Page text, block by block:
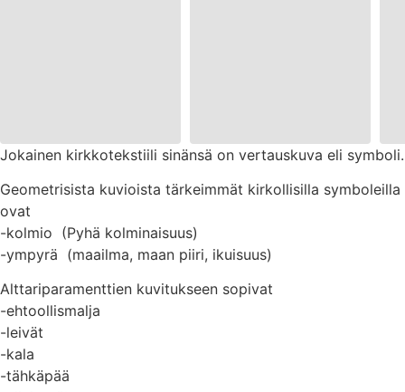
Jokainen kirkkotekstiili sinänsä on vertauskuva eli symboli.
Geometrisista kuvioista tärkeimmät kirkollisilla symboleilla
ovat
-kolmio (Pyhä kolminaisuus)
-ympyrä (maailma, maan piiri, ikuisuus)
Alttariparamenttien kuvitukseen sopivat
-ehtoollismalja
-leivät
-kala
-tähkäpää